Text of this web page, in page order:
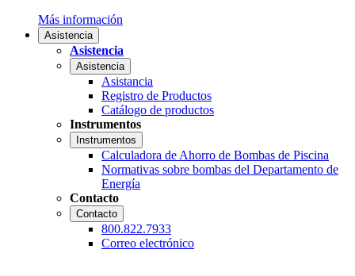
Más información
Asistencia
Asistencia
Asistencia
Asistancia
Registro de Productos
Catálogo de productos
Instrumentos
Instrumentos
Calculadora de Ahorro de Bombas de Piscina
Normativas sobre bombas del Departamento de
Energía
Contacto
Contacto
800.822.7933
Correo electrónico